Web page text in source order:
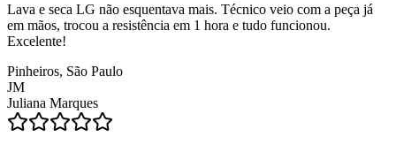
Lava e seca LG não esquentava mais. Técnico veio com a peça já
em mãos, trocou a resistência em 1 hora e tudo funcionou.
Excelente!
Pinheiros, São Paulo
JM
Juliana Marques